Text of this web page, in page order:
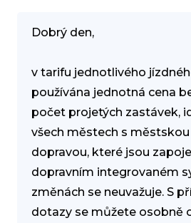
Dobrý den,
v tarifu jednotlivého
používána jednotná cena
počet projetých zastávek,
všech městech s
dopravou, které jsou
dopravním integrovaném
změnách se neuvažuje. S
dotazy se můžete osobně